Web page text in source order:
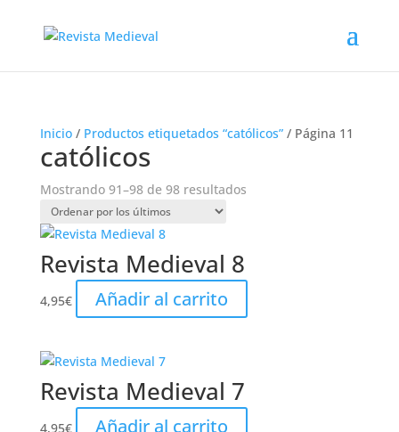
Inicio/ Productos etiquetados “católicos”/ Página 11
católicos
Mostrando 91–98 de 98 resultadosOrdenado
Revista Medieval 8
4,95€ Añadir al carrito
Revista Medieval 7
4,95€ Añadir al carrito